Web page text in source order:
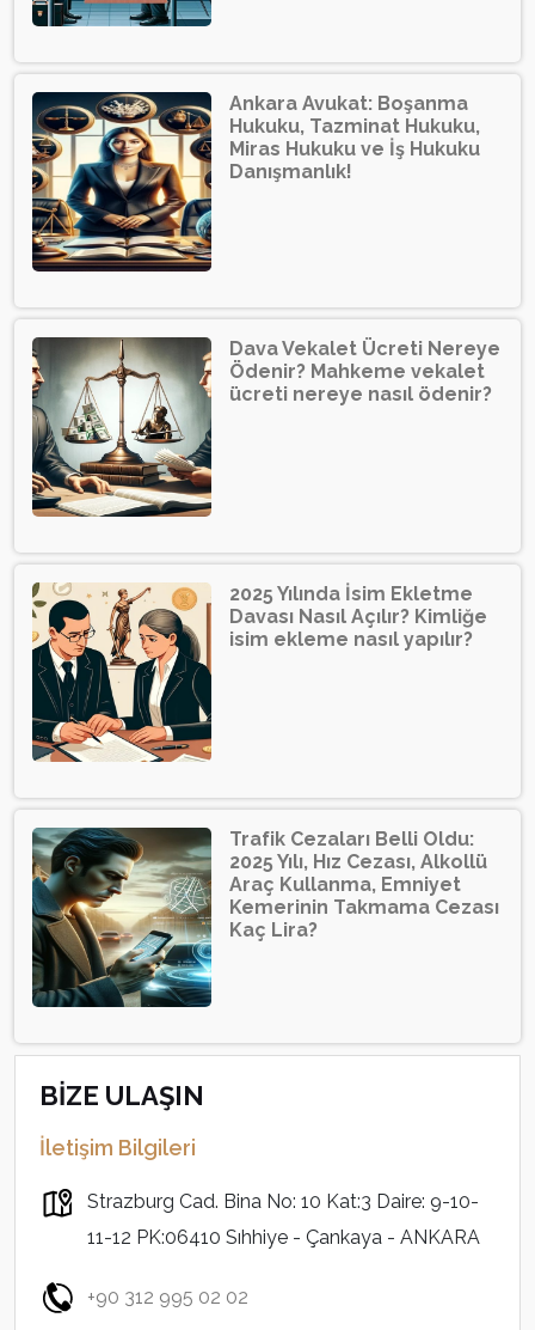
Ankara Avukat: Boşanma
Hukuku, Tazminat Hukuku,
Miras Hukuku ve İş Hukuku
Danışmanlık!
Dava Vekalet Ücreti Nereye
Ödenir? Mahkeme vekalet
ücreti nereye nasıl ödenir?
2025 Yılında İsim Ekletme
Davası Nasıl Açılır? Kimliğe
isim ekleme nasıl yapılır?
Trafik Cezaları Belli Oldu:
2025 Yılı, Hız Cezası, Alkollü
Araç Kullanma, Emniyet
Kemerinin Takmama Cezası
Kaç Lira?
BİZE ULAŞIN
İletişim Bilgileri
Strazburg Cad. Bina No: 10 Kat:3 Daire: 9-10-
11-12 PK:06410 Sıhhiye - Çankaya - ANKARA
+90 312 995 02 02